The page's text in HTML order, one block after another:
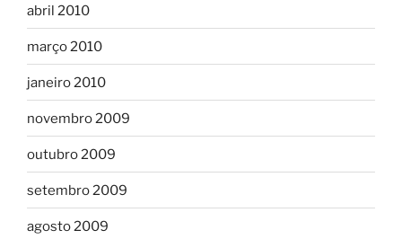
abril 2010
março 2010
janeiro 2010
novembro 2009
outubro 2009
setembro 2009
agosto 2009